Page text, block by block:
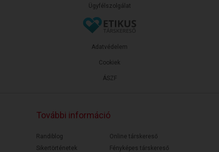
Ügyfélszolgálat
ÁSZF
Adatvédelem
Cookiek
További információ
Randiblog
Sikertörténetek
Online társkereső
Fényképes társkereső